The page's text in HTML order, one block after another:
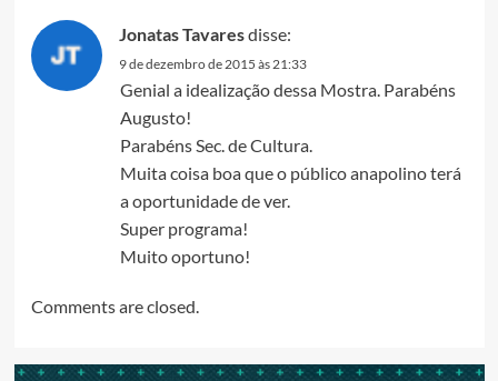
Jonatas Tavaresdisse:
9 de dezembro de 2015 às 21:33
Genial a idealização dessa Mostra. Parabéns
Augusto!
Parabéns Sec. de Cultura.
Muita coisa boa que o público anapolino terá
a oportunidade de ver.
Super programa!
Muito oportuno!
Comments are closed.